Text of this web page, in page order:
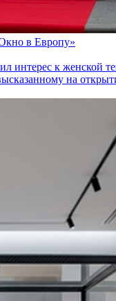
в Европу»
интерес к
на